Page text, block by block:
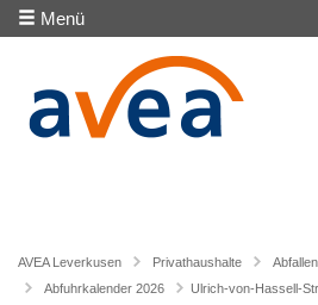
Menü
AVEA Leverkusen Privathaushalte
Abfuhrkalender 2026
Ulrich-von-Hassell-